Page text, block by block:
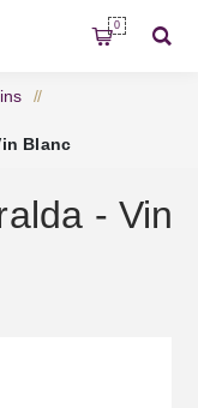
0
/
Blanc
- Vin